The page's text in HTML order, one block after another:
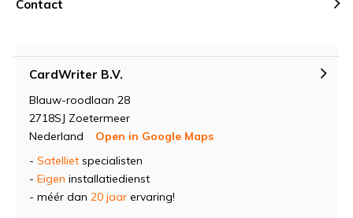
Contact
CardWriter B.V.
Blauw-roodlaan 28
2718SJ Zoetermeer
Nederland
Open in Google Maps
- Satelliet specialisten
- Eigen installatiedienst
- méér dan 20 jaar ervaring!